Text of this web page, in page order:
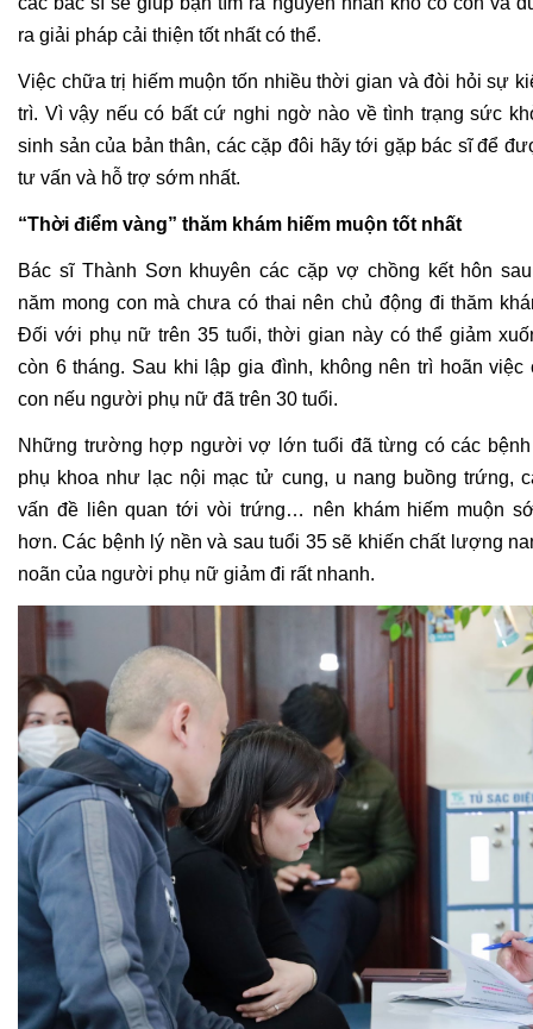
ra giải pháp cải thiện tốt nhất có thể.
Việc chữa trị hiếm muộn tốn nhiều thời gian và đòi hỏi sự
trì. Vì vậy nếu có bất cứ nghi ngờ nào về tình trạng sức
sinh sản của bản thân, các cặp đôi hãy tới gặp bác sĩ để
tư vấn và hỗ trợ sớm nhất.
“Thời điểm vàng” thăm khám hiếm muộn tốt nhất
Bác sĩ Thành Sơn khuyên các cặp vợ chồng kết hôn
năm mong con mà chưa có thai nên chủ động đi thăm
Đối với phụ nữ trên 35 tuổi, thời gian này có thể giảm
còn 6 tháng. Sau khi lập gia đình, không nên trì hoãn việc
con nếu người phụ nữ đã trên 30 tuổi.
Những trường hợp người vợ lớn tuổi đã từng có các
phụ khoa như lạc nội mạc tử cung, u nang buồng trứng,
vấn đề liên quan tới vòi trứng… nên khám hiếm muộn
hơn. Các bệnh lý nền và sau tuổi 35 sẽ khiến chất lượng
noãn của người phụ nữ giảm đi rất nhanh.